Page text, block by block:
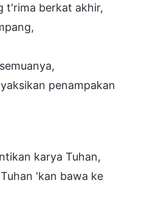
t'rima berkat akhir,
penampakan
karya Tuhan,
'kan bawa ke